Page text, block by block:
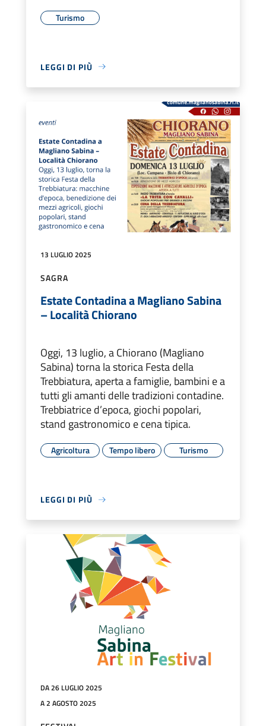
Turismo
LEGGI DI PIÙ
13 LUGLIO 2025
SAGRA
Estate Contadina a Magliano Sabina
– Località Chiorano
Oggi, 13 luglio, a Chiorano (Magliano
Sabina) torna la storica Festa della
Trebbiatura, aperta a famiglie, bambini e a
tutti gli amanti delle tradizioni contadine.
Trebbiatrice d’epoca, giochi popolari,
stand gastronomico e cena tipica.
Agricoltura Tempo libero Turismo
LEGGI DI PIÙ
DA 26 LUGLIO 2025
A 2 AGOSTO 2025